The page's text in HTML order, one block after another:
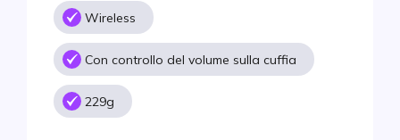
Wireless
Con controllo del volume sulla cuffia
229g